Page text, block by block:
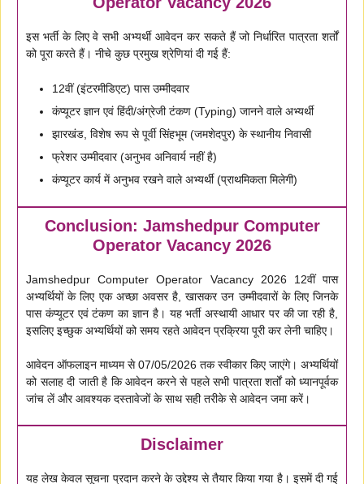
इस भर्ती के लिए वे सभी अभ्यर्थी आवेदन कर सकते हैं जो निर्धारित पात्रता शर्तों
को पूरा करते हैं। नीचे कुछ प्रमुख श्रेणियां दी गई हैं:
12वीं (इंटरमीडिएट) पास उम्मीदवार
कंप्यूटर ज्ञान एवं हिंदी/अंग्रेजी टंकण (Typing) जानने वाले अभ्यर्थी
झारखंड, विशेष रूप से पूर्वी सिंहभूम (जमशेदपुर) के स्थानीय निवासी
फ्रेशर उम्मीदवार (अनुभव अनिवार्य नहीं है)
कंप्यूटर कार्य में अनुभव रखने वाले अभ्यर्थी (प्राथमिकता मिलेगी)
Conclusion: Jamshedpur Computer
Operator Vacancy 2026
Jamshedpur Computer Operator Vacancy 2026 12वीं पास
अभ्यर्थियों के लिए एक अच्छा अवसर है, खासकर उन उम्मीदवारों के लिए जिनके
पास कंप्यूटर एवं टंकण का ज्ञान है। यह भर्ती अस्थायी आधार पर की जा रही है,
इसलिए इच्छुक अभ्यर्थियों को समय रहते आवेदन प्रक्रिया पूरी कर लेनी चाहिए।
आवेदन ऑफलाइन माध्यम से 07/05/2026 तक स्वीकार किए जाएंगे। अभ्यर्थियों
को सलाह दी जाती है कि आवेदन करने से पहले सभी पात्रता शर्तों को ध्यानपूर्वक
जांच लें और आवश्यक दस्तावेजों के साथ सही तरीके से आवेदन जमा करें।
Disclaimer
यह लेख केवल सूचना प्रदान करने के उद्देश्य से तैयार किया गया है। इसमें दी गई